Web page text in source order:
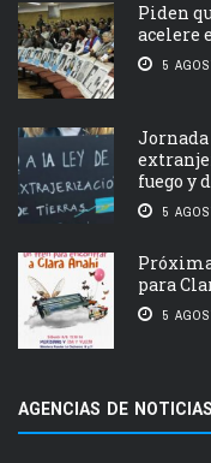
Piden
acelere
5
fuego y
5
para
5
AGENCIAS DE